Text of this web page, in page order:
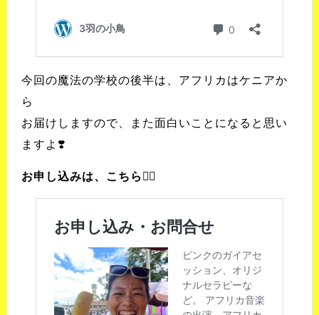
今回の魔法の学校の後半は、アフリカはケニアか
ら
お届けしますので、また面白いことになると思い
ますよ❣️
お申し込みは、こちら💁‍♀️